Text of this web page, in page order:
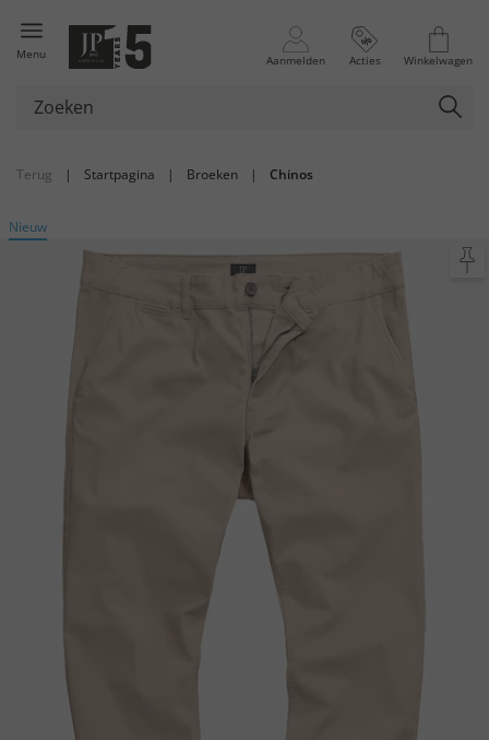
Menu Aanmelden Acties Winkelwagen
Terug | Startpagina | Broeken | Chinos
Nieuw